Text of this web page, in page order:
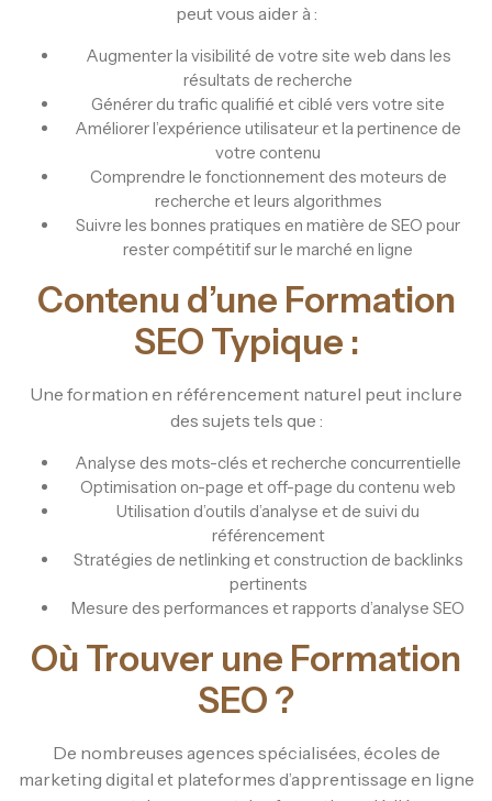
peut vous aider à :
Augmenter la visibilité de votre site web dans les
résultats de recherche
Générer du trafic qualifié et ciblé vers votre site
Améliorer l’expérience utilisateur et la pertinence de
votre contenu
Comprendre le fonctionnement des moteurs de
recherche et leurs algorithmes
Suivre les bonnes pratiques en matière de SEO pour
rester compétitif sur le marché en ligne
Contenu d’une Formation
SEO Typique :
Une formation en référencement naturel peut inclure
des sujets tels que :
Analyse des mots-clés et recherche concurrentielle
Optimisation on-page et off-page du contenu web
Utilisation d’outils d’analyse et de suivi du
référencement
Stratégies de netlinking et construction de backlinks
pertinents
Mesure des performances et rapports d’analyse SEO
Où Trouver une Formation
SEO ?
De nombreuses agences spécialisées, écoles de
marketing digital et plateformes d’apprentissage en ligne